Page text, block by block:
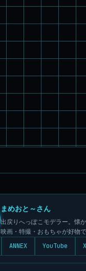
まめおと～さん
出戻りへっぽこモデラー。懐
映画・特撮・おもちゃが好物で
ANNEX YouTube